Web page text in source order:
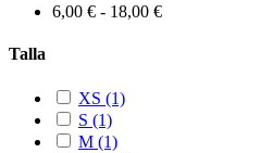
6,00 € - 18,00 €
Talla
XS (1)
S (1)
M (1)